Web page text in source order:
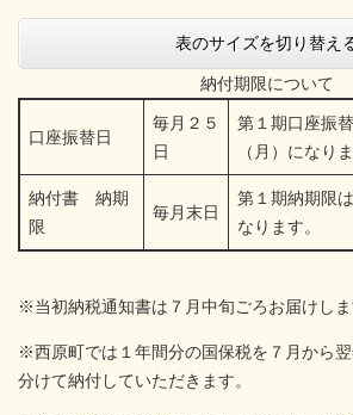
表のサイズを切り替え
納付期限について
口座振替日
毎月２５
日
第１期口座振
（月）になりま
納付書 納期
限
毎月末日
第１期納期限
なります。
※当初納税通知書は７月中旬ごろお届けしま
※西原町では１年間分の国保税を７月から
分けて納付していただきます。